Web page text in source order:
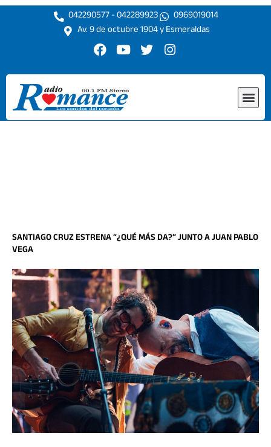
Ir
042290577 - 042289923
0969019014
Av. 9 de octubre 1904 y Esmeraldas
F
c
e
b
o
o
Y
u
t
u
b
e
T
i
r
I
s
r
SANTIAGO CRUZ ESTRENA “¿QUÉ MÁS DA?” JUNTO A JUAN PABLO
VEGA